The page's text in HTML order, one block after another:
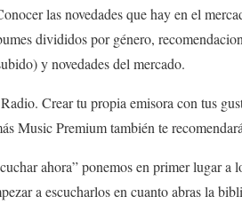
las novedades que hay en el
divididos por género,
y novedades del mercado.
Crear tu propia emisora con tus
Music Premium también te
ahora” ponemos en primer lugar a
a escucharlos en cuanto abras la